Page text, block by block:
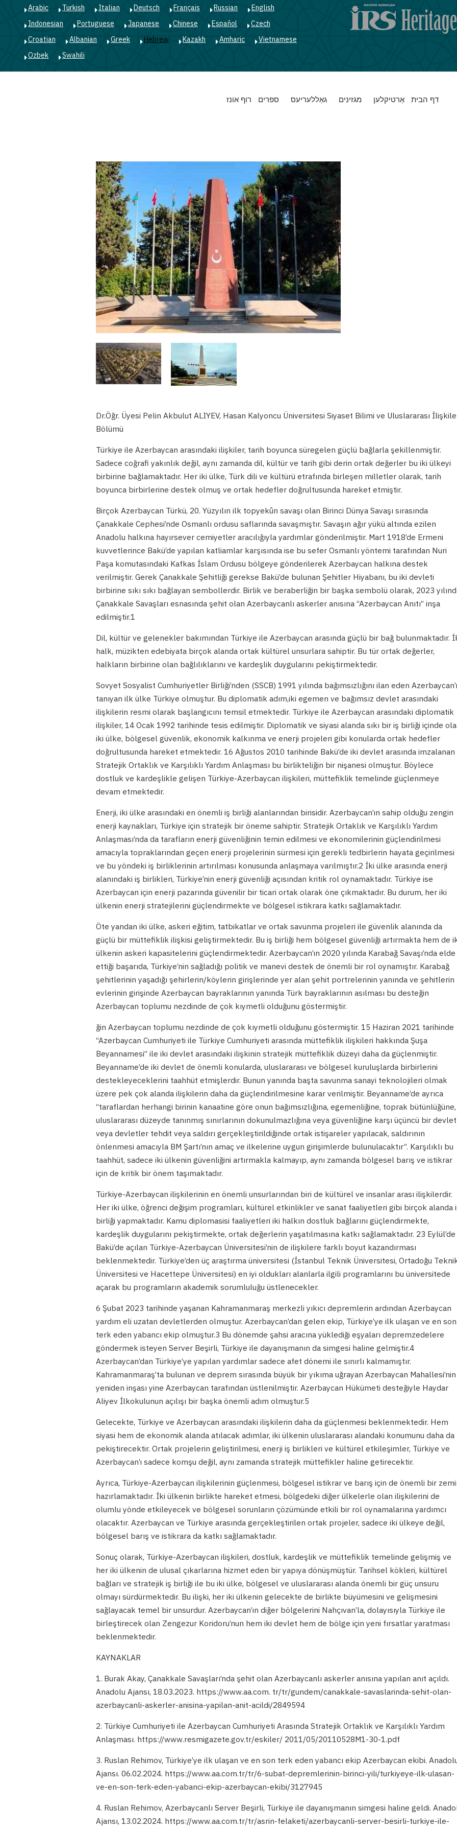
English
Russian
Français
Deutsch
Italian
Turkish
Arabic
Czech
Español
Chinese
Japanese
Portuguese
Indonesian
Vietnamese
Amharic
Kazakh
Hebrew
Greek
Albanian
Croatian
Swahili
Ozbek
Main
navigation
דף הבית אַרטיקלען מגזינים גאַללעריעס ספרים רוף אונז
Dr.Öğr. Üyesi Pelin Akbulut ALIYEV, Hasan Kalyoncu Üniversitesi Siyaset Bilimi ve Uluslararası
Bölümü
Türkiye ile Azerbaycan arasındaki ilişkiler, tarih boyunca süregelen güçlü bağlarla şekillenmiştir.
Sadece coğrafi yakınlık değil, aynı zamanda dil, kültür ve tarih gibi derin ortak değerler bu iki ülkeyi
birbirine bağlamaktadır. Her iki ülke, Türk dili ve kültürü etrafında birleşen milletler olarak, tarih
boyunca birbirlerine destek olmuş ve ortak hedefler doğrultusunda hareket etmiştir.
Birçok Azerbaycan Türkü, 20. Yüzyılın ilk topyekûn savaşı olan Birinci Dünya Savaşı sırasında
Çanakkale Cephesi’nde Osmanlı ordusu saflarında savaşmıştır. Savaşın ağır yükü altında ezilen
Anadolu halkına hayırsever cemiyetler aracılığıyla yardımlar gönderilmiştir. Mart 1918’de Ermeni
kuvvetlerince Bakü’de yapılan katliamlar karşısında ise bu sefer Osmanlı yöntemi tarafından Nuri
Paşa komutasındaki Kafkas İslam Ordusu bölgeye gönderilerek Azerbaycan halkına destek
verilmiştir. Gerek Çanakkale Şehitliği gerekse Bakü’de bulunan Şehitler Hiyabanı, bu iki devleti
birbirine sıkı sıkı bağlayan sembollerdir. Birlik ve beraberliğin bir başka sembolü olarak, 2023
Çanakkale Savaşları esnasında şehit olan Azerbaycanlı askerler anısına “Azerbaycan Anıtı” inşa
edilmiştir.1
Dil, kültür ve gelenekler bakımından Türkiye ile Azerbaycan arasında güçlü bir bağ bulunmaktadır.
halk, müzikten edebiyata birçok alanda ortak kültürel unsurlara sahiptir. Bu tür ortak değerler,
halkların birbirine olan bağlılıklarını ve kardeşlik duygularını pekiştirmektedir.
Sovyet Sosyalist Cumhuriyetler Birliği’nden (SSCB) 1991 yılında bağımsızlığını ilan eden Azerbaycan’ı
tanıyan ilk ülke Türkiye olmuştur. Bu diplomatik adım,iki egemen ve bağımsız devlet arasındaki
ilişkilerin resmi olarak başlangıcını temsil etmektedir. Türkiye ile Azerbaycan arasındaki diplomatik
ilişkiler, 14 Ocak 1992 tarihinde tesis edilmiştir. Diplomatik ve siyasi alanda sıkı bir iş birliği içinde
iki ülke, bölgesel güvenlik, ekonomik kalkınma ve enerji projeleri gibi konularda ortak hedefler
doğrultusunda hareket etmektedir. 16 Ağustos 2010 tarihinde Bakü’de iki devlet arasında imzalanan
Stratejik Ortaklık ve Karşılıklı Yardım Anlaşması bu birlikteliğin bir nişanesi olmuştur. Böylece
dostluk ve kardeşlikle gelişen Türkiye-Azerbaycan ilişkileri, müttefiklik temelinde güçlenmeye
devam etmektedir.
Enerji, iki ülke arasındaki en önemli iş birliği alanlarından birisidir. Azerbaycan’ın sahip olduğu zengin
enerji kaynakları, Türkiye için stratejik bir öneme sahiptir. Stratejik Ortaklık ve Karşılıklı Yardım
Anlaşması’nda da tarafların enerji güvenliğinin temin edilmesi ve ekonomilerinin güçlendirilmesi
amacıyla topraklarından geçen enerji projelerinin sürmesi için gerekli tedbirlerin hayata geçirilmesi
ve bu yöndeki iş birliklerinin artırılması konusunda anlaşmaya varılmıştır.2 İki ülke arasında enerji
alanındaki iş birlikleri, Türkiye’nin enerji güvenliği açısından kritik rol oynamaktadır. Türkiye ise
Azerbaycan için enerji pazarında güvenilir bir ticari ortak olarak öne çıkmaktadır. Bu durum, her iki
ülkenin enerji stratejilerini güçlendirmekte ve bölgesel istikrara katkı sağlamaktadır.
Öte yandan iki ülke, askeri eğitim, tatbikatlar ve ortak savunma projeleri ile güvenlik alanında da
güçlü bir müttefiklik ilişkisi geliştirmektedir. Bu iş birliği hem bölgesel güvenliği artırmakta hem de
ülkenin askeri kapasitelerini güçlendirmektedir. Azerbaycan’ın 2020 yılında Karabağ Savaşı’nda elde
ettiği başarıda, Türkiye’nin sağladığı politik ve manevi destek de önemli bir rol oynamıştır. Karabağ
şehitlerinin yaşadığı şehirlerin/köylerin girişlerinde yer alan şehit portrelerinin yanında ve şehitlerin
evlerinin girişinde Azerbaycan bayraklarının yanında Türk bayraklarının asılması bu desteğin
Azerbaycan toplumu nezdinde de çok kıymetli olduğunu göstermiştir.
ğin Azerbaycan toplumu nezdinde de çok kıymetli olduğunu göstermiştir. 15 Haziran 2021 tarihinde
“Azerbaycan Cumhuriyeti ile Türkiye Cumhuriyeti arasında müttefiklik ilişkileri hakkında Şuşa
Beyannamesi” ile iki devlet arasındaki ilişkinin stratejik müttefiklik düzeyi daha da güçlenmiştir.
Beyanname’de iki devlet de önemli konularda, uluslararası ve bölgesel kuruluşlarda birbirlerini
destekleyeceklerini taahhüt etmişlerdir. Bunun yanında başta savunma sanayi teknolojileri olmak
üzere pek çok alanda ilişkilerin daha da güçlendirilmesine karar verilmiştir. Beyanname’de ayrıca
“taraflardan herhangi birinin kanaatine göre onun bağımsızlığına, egemenliğine, toprak bütünlüğüne,
uluslararası düzeyde tanınmış sınırlarının dokunulmazlığına veya güvenliğine karşı üçüncü bir devlet
veya devletler tehdit veya saldırı gerçekleştirildiğinde ortak istişareler yapılacak, saldırının
önlenmesi amacıyla BM Şartı’nın amaç ve ilkelerine uygun girişimlerde bulunulacaktır”. Karşılıklı bu
taahhüt, sadece iki ülkenin güvenliğini artırmakla kalmayıp, aynı zamanda bölgesel barış ve istikrar
için de kritik bir önem taşımaktadır.
Türkiye-Azerbaycan ilişkilerinin en önemli unsurlarından biri de kültürel ve insanlar arası ilişkilerdir.
Her iki ülke, öğrenci değişim programları, kültürel etkinlikler ve sanat faaliyetleri gibi birçok alanda
birliği yapmaktadır. Kamu diplomasisi faaliyetleri iki halkın dostluk bağlarını güçlendirmekte,
kardeşlik duygularını pekiştirmekte, ortak değerlerin yaşatılmasına katkı sağlamaktadır. 23 Eylül’de
Bakü’de açılan Türkiye-Azerbaycan Üniversitesi’nin de ilişkilere farklı boyut kazandırması
beklenmektedir. Türkiye’den üç araştırma üniversitesi (İstanbul Teknik Üniversitesi, Ortadoğu
Üniversitesi ve Hacettepe Üniversitesi) en iyi oldukları alanlarla ilgili programlarını bu üniversitede
açarak bu programların akademik sorumluluğu üstlenecekler.
6 Şubat 2023 tarihinde yaşanan Kahramanmaraş merkezli yıkıcı depremlerin ardından Azerbaycan
yardım eli uzatan devletlerden olmuştur. Azerbaycan’dan gelen ekip, Türkiye’ye ilk ulaşan ve en son
terk eden yabancı ekip olmuştur.3 Bu dönemde şahsi aracına yüklediği eşyaları depremzedelere
göndermek isteyen Server Beşirli, Türkiye ile dayanışmanın da simgesi haline gelmiştir.4
Azerbaycan’dan Türkiye’ye yapılan yardımlar sadece afet dönemi ile sınırlı kalmamıştır.
Kahramanmaraş’ta bulunan ve deprem sırasında büyük bir yıkıma uğrayan Azerbaycan Mahallesi’nin
yeniden inşası yine Azerbaycan tarafından üstlenilmiştir. Azerbaycan Hükümeti desteğiyle Haydar
Aliyev İlkokulunun açılışı bir başka önemli adım olmuştur.5
Gelecekte, Türkiye ve Azerbaycan arasındaki ilişkilerin daha da güçlenmesi beklenmektedir. Hem
siyasi hem de ekonomik alanda atılacak adımlar, iki ülkenin uluslararası alandaki konumunu daha da
pekiştirecektir. Ortak projelerin geliştirilmesi, enerji iş birlikleri ve kültürel etkileşimler, Türkiye ve
Azerbaycan’ı sadece komşu değil, aynı zamanda stratejik müttefikler haline getirecektir.
Ayrıca, Türkiye-Azerbaycan ilişkilerinin güçlenmesi, bölgesel istikrar ve barış için de önemli bir
hazırlamaktadır. İki ülkenin birlikte hareket etmesi, bölgedeki diğer ülkelerle olan ilişkilerini de
olumlu yönde etkileyecek ve bölgesel sorunların çözümünde etkili bir rol oynamalarına yardımcı
olacaktır. Azerbaycan ve Türkiye arasında gerçekleştirilen ortak projeler, sadece iki ülkeye değil,
bölgesel barış ve istikrara da katkı sağlamaktadır.
Sonuç olarak, Türkiye-Azerbaycan ilişkileri, dostluk, kardeşlik ve müttefiklik temelinde gelişmiş ve
her iki ülkenin de ulusal çıkarlarına hizmet eden bir yapıya dönüşmüştür. Tarihsel kökleri, kültürel
bağları ve stratejik iş birliği ile bu iki ülke, bölgesel ve uluslararası alanda önemli bir güç unsuru
olmayı sürdürmektedir. Bu ilişki, her iki ülkenin gelecekte de birlikte büyümesini ve gelişmesini
sağlayacak temel bir unsurdur. Azerbaycan’ın diğer bölgelerini Nahçıvan’la, dolayısıyla Türkiye ile
birleştirecek olan Zengezur Koridoru’nun hem iki devlet hem de bölge için yeni fırsatlar yaratması
beklenmektedir.
KAYNAKLAR
1. Burak Akay, Çanakkale Savaşları’nda şehit olan Azerbaycanlı askerler anısına yapılan anıt açıldı.
Anadolu Ajansı, 18.03.2023. https://www.aa.com. tr/tr/gundem/canakkale-savaslarinda-sehit-olan-
azerbaycanli-askerler-anisina-yapilan-anit-acildi/2849594
2. Türkiye Cumhuriyeti ile Azerbaycan Cumhuriyeti Arasında Stratejik Ortaklık ve Karşılıklı Yardım
Anlaşması. https://www.resmigazete.gov.tr/eskiler/ 2011/05/20110528M1-30-1.pdf
3. Ruslan Rehimov, Türkiye’ye ilk ulaşan ve en son terk eden yabancı ekip Azerbaycan ekibi.
Ajansı. 06.02.2024. https://www.aa.com.tr/tr/6-subat-depremlerinin-birinci-yili/turkiyeye-ilk-ulasan-
ve-en-son-terk-eden-yabanci-ekip-azerbaycan-ekibi/3127945
4. Ruslan Rehimov, Azerbaycanlı Server Beşirli, Türkiye ile dayanışmanın simgesi haline geldi.
Ajansı, 13.02.2024. https://www.aa.com.tr/tr/asrin-felaketi/azerbaycanli-server-besirli-turkiye-ile-